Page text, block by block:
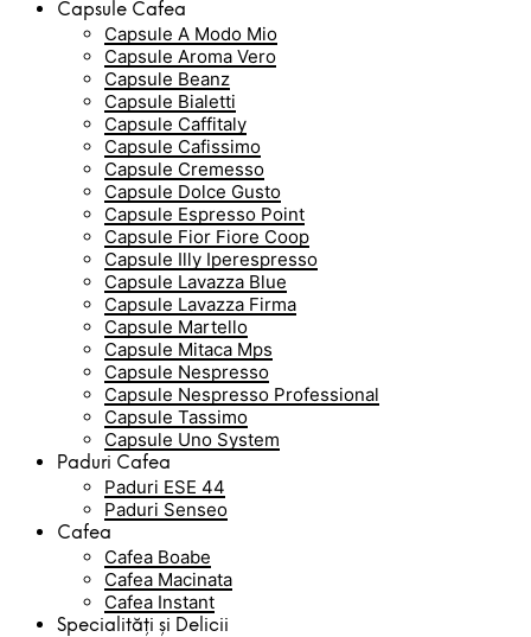
Capsule Cafea
Capsule A Modo Mio
Capsule Aroma Vero
Capsule Beanz
Capsule Bialetti
Capsule Caffitaly
Capsule Cafissimo
Capsule Cremesso
Capsule Dolce Gusto
Capsule Espresso Point
Capsule Fior Fiore Coop
Capsule Illy Iperespresso
Capsule Lavazza Blue
Capsule Lavazza Firma
Capsule Martello
Capsule Mitaca Mps
Capsule Nespresso
Capsule Nespresso Professional
Capsule Tassimo
Capsule Uno System
Paduri Cafea
Paduri ESE 44
Paduri Senseo
Cafea
Cafea Boabe
Cafea Macinata
Cafea Instant
Specialități și Delicii